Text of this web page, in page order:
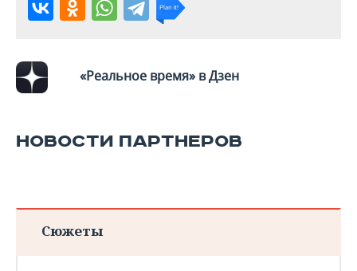
«Реальное время» в Дзен
НОВОСТИ ПАРТНЕРОВ
Сюжеты